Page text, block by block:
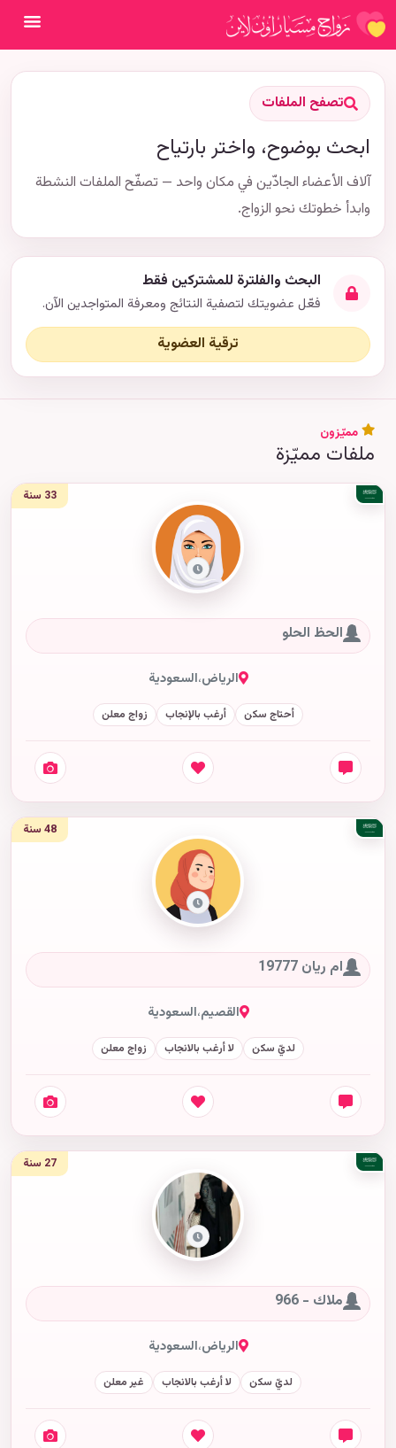
فتح
تصفح الملفات
ابحث بوضوح، واختر بارتياح
آلاف الأعضاء الجادّين في مكان واحد — تصفّح الملفات النشطة
وابدأ خطوتك نحو الزواج.
البحث والفلترة للمشتركين فقط
فعّل عضويتك لتصفية النتائج ومعرفة المتواجدين الآن.
ترقية العضوية
مميّزون
ملفات مميّزة
33 سنة
الحظ الحلو
الرياض،السعودية
أحتاج سكن أرغب بالإنجاب زواج معلن
48 سنة
ام ريان 19777
القصيم،السعودية
لديّ سكن لا أرغب بالانجاب زواج معلن
27 سنة
ملاك - 966
الرياض،السعودية
لديّ سكن لا أرغب بالانجاب غير معلن